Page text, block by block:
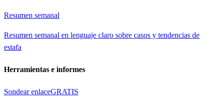
Resumen semanal
Resumen semanal en lenguaje claro sobre casos y tendencias de
estafa
Herramientas e informes
Sondear enlaceGRATIS